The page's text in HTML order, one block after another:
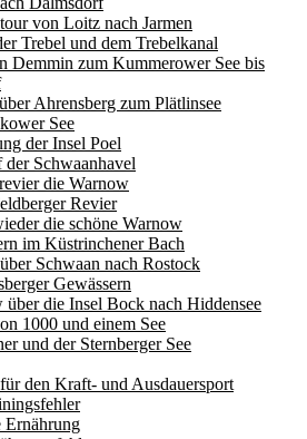
von Loitz nach Jarmen
Trebel und dem Trebelkanal
Demmin zum Kummerower See bis
Ahrensberg zum Plätlinsee
See
der Insel Poel
Schwaanhavel
die Warnow
Revier
die schöne Warnow
im Küstrinchener Bach
Schwaan nach Rostock
Gewässern
über die Insel Bock nach Hiddensee
1000 und einem See
und der Sternberger See
den Kraft- und Ausdauersport
Ernährung